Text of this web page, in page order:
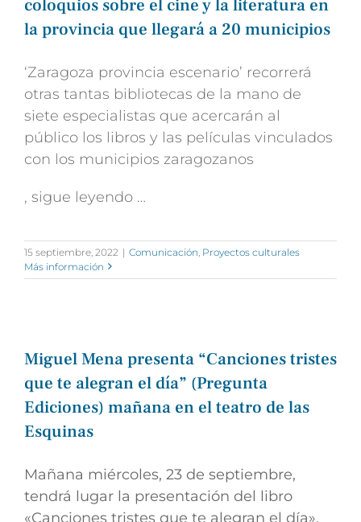
coloquios sobre el cine y la literatura en
la provincia que llegará a 20 municipios
‘Zaragoza provincia escenario’ recorrerá
otras tantas bibliotecas de la mano de
siete especialistas que acercarán al
público los libros y las películas vinculados
con los municipios zaragozanos
, sigue leyendo …
15 septiembre, 2022 | Comunicación Proyectos culturales
Más información
Miguel Mena presenta “Canciones tristes
que te alegran el día” (Pregunta
Ediciones) mañana en el teatro de las
Esquinas
Mañana miércoles, 23 de septiembre,
tendrá lugar la presentación del libro
«Canciones tristes que te alegran el día»,